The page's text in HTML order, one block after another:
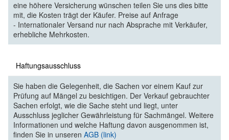
eine höhere Versicherung wünschen teilen Sie uns dies bitte
mit, die Kosten trägt der Käufer. Preise auf Anfrage
- Internationaler Versand nur nach Absprache mit Verkäufer,
erhebliche Mehrkosten.
Haftungsausschluss
Sie haben die Gelegenheit, die Sachen vor einem Kauf zur
Prüfung auf Mängel zu besichtigen. Der Verkauf gebrauchter
Sachen erfolgt, wie die Sache steht und liegt, unter
Ausschluss jeglicher Gewährleistung für Sachmängel. Weitere
Informationen und welche Haftung davon ausgenommen ist,
finden Sie in unseren AGB (link)